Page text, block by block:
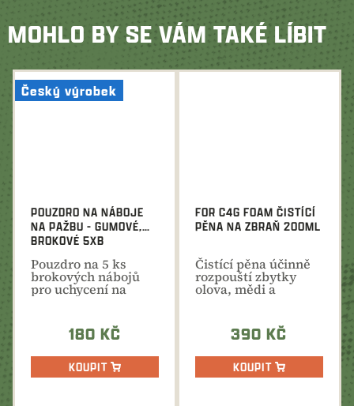
MOHLO BY SE VÁM TAKÉ LÍBIT
Český výrobek
POUZDRO NA NÁBOJE
NA PAŽBU - GUMOVÉ,
BROKOVÉ 5XB
Pouzdro na 5 ks
brokových nábojů
pro uchycení na
pažbu je vyrobeno z
180 KČ
KOUPIT
FOR C4G FOAM ČISTÍCÍ
PĚNA NA ZBRAŇ 200ML
Čistící pěna účinně
rozpouští zbytky
olova, mědi a
střelného prachu.
390 KČ
KOUPIT